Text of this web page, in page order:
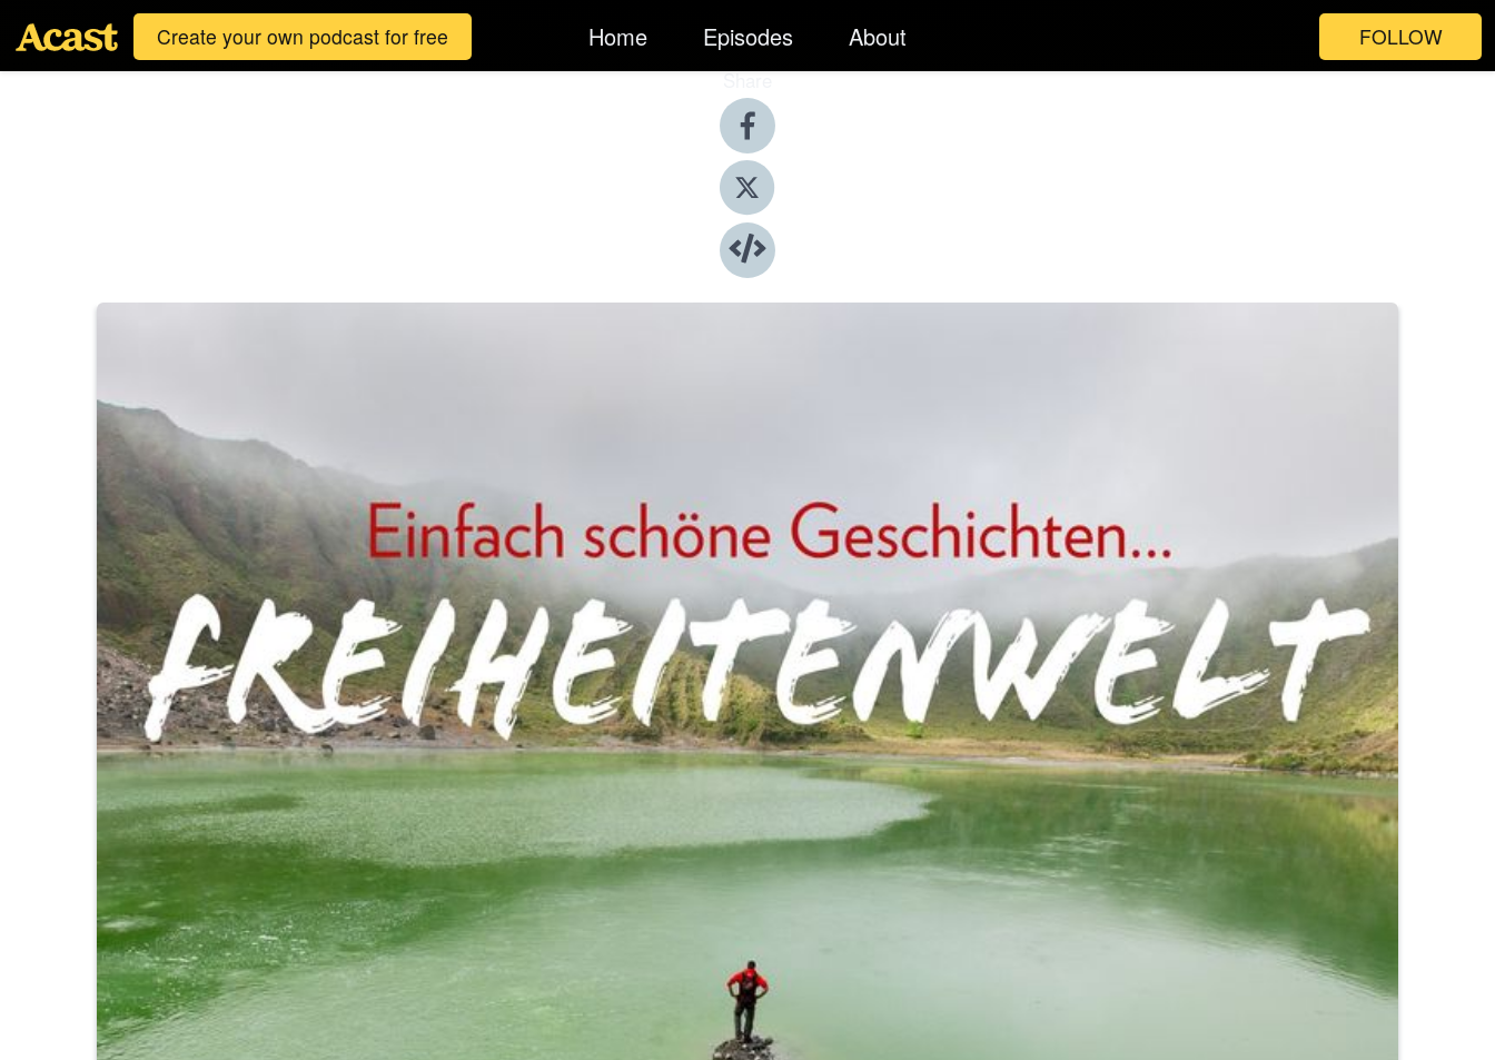
Create your own podcast for free Home Episodes About FOLLOW
Share